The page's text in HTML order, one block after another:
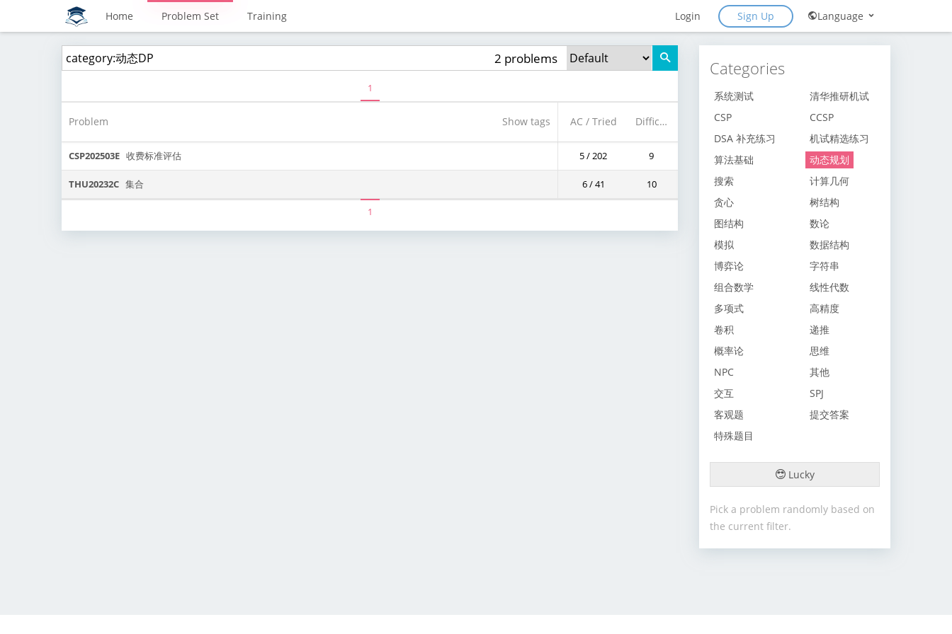
Home Problem Set Training Login Sign Up Language
2 problems
1
Problem Show tags AC / Tried Difficulty
CSP202503E 收费标准评估 5 / 202 9
THU20232C 集合 6 / 41 10
1
Categories
系统测试
清华推研机试
CSP
CCSP
DSA 补充练习
机试精选练习
算法基础
动态规划
搜索
计算几何
贪心
树结构
图结构
数论
模拟
数据结构
博弈论
字符串
组合数学
线性代数
多项式
高精度
卷积
递推
概率论
思维
NPC
其他
交互
SPJ
客观题
提交答案
特殊题目
Lucky
Pick a problem randomly based on
the current filter.